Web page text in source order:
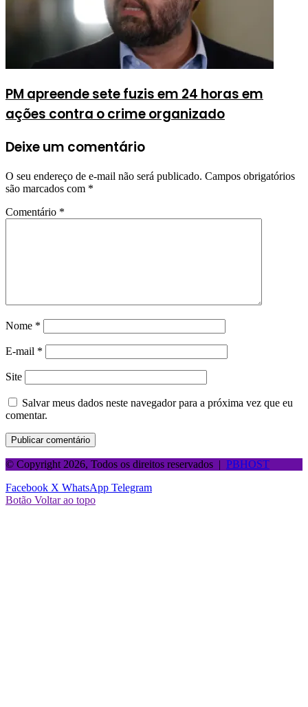
PM apreende sete fuzis em 24 horas em
ações contra o crime organizado
Deixe um comentário
O seu endereço de e-mail não será publicado. Campos obrigatórios
são marcados com *
Comentário *
Nome *
E-mail *
Site
Salvar meus dados neste navegador para a próxima vez que eu
comentar.
© Copyright 2026, Todos os direitos reservados | PBHOST
Facebook X WhatsApp Telegram
Botão Voltar ao topo